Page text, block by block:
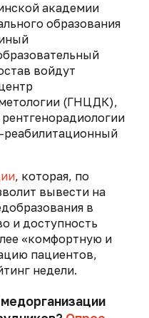
академии
образования
войдут
(ГНЦДК),
, которая, по
вывести на
в
и доступность
«комфортную и
пациентов,
недели.